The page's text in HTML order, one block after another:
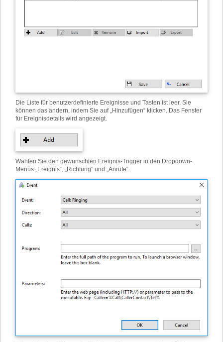
Die Liste für benutzerdefinierte Ereignisse und Tasten ist leer. Sie
können das ändern, indem Sie auf „Hinzufügen“ klicken. Das Fenster
für Ereignisdetails wird angezeigt.
Wählen Sie den gewünschten Ereignis-Trigger in den Dropdown-
Menüs „Ereignis“, „Richtung“ und „Anrufe“.